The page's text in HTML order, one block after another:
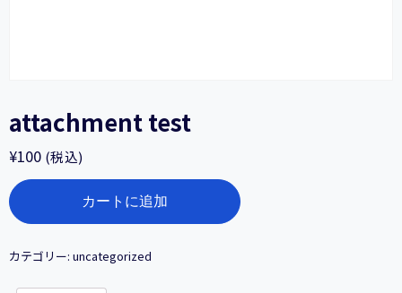
attachment test
¥100 (税込)
attachment
test
個
カートに追加
カテゴリー: uncategorized